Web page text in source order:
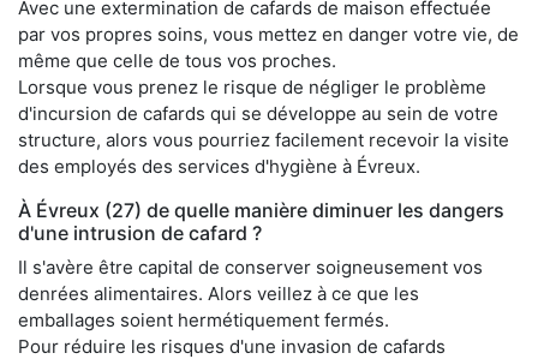
Avec une extermination de cafards de maison effectuée
par vos propres soins, vous mettez en danger votre vie, de
même que celle de tous vos proches.
Lorsque vous prenez le risque de négliger le problème
d'incursion de cafards qui se développe au sein de votre
structure, alors vous pourriez facilement recevoir la visite
des employés des services d'hygiène à Évreux.
À Évreux (27) de quelle manière diminuer les dangers
d'une intrusion de cafard ?
Il s'avère être capital de conserver soigneusement vos
denrées alimentaires. Alors veillez à ce que les
emballages soient hermétiquement fermés.
Pour réduire les risques d'une invasion de cafards